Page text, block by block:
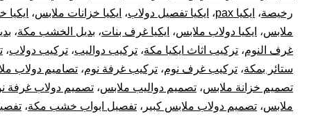
نوم
دولاب
تركيب
الستائر
رخيصة، ايكيا pax ، ايكيا تفصيل دولاب، ايكيا خزانات ملابس،
ملابس، ايكيا دولاب ملابس، ايكيا غرف بنات، بديل الخشب مكة،
غرف النوم، تركيب اثاث ايكيا مكة، تركيب دواليب، تركيب دولاب،
ستائر بمكة، تركيب غرف نوم، تركيب غرفة نوم، تصاميم دولاب
تصميم خزانة ملابس، تصميم دواليب ملابس، تصميم دولاب غرفة
ملابس، تصميم دولاب ملابس كبير ، تفصيل ابواب خشب مكة،